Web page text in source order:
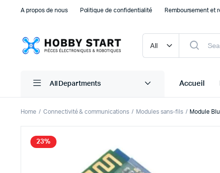
A propos de nous Politique de confidentialité Remboursement et
All Departments Accueil
Plaque d’essais Breadboard et PCB
Accessoires Drones
Home Connectivité & communications Modules sans-fils Module
23%